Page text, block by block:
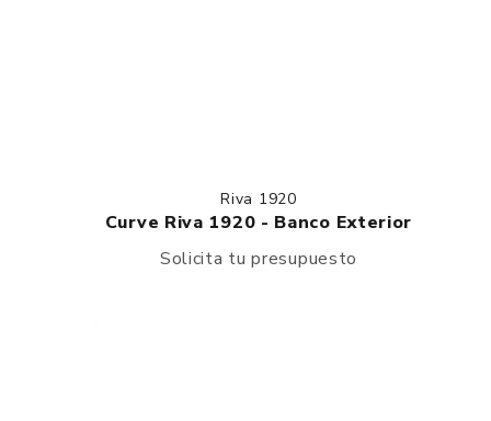
Riva 1920
Curve Riva 1920 - Banco Exterior
Solicita tu presupuesto